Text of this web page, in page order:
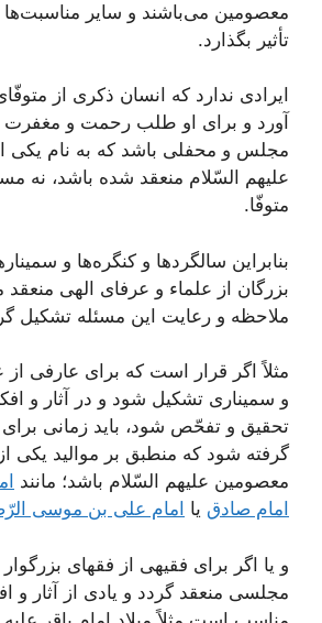
معصومین می‌باشند و سایر مناسبت‌ها
تأثیر بگذارد.
ایرادی ندارد که انسان ذکری از
آورد و برای او طلب رحمت و مغفرت
مجلس و محفلی باشد که به نام یکی
علیهم السّلام منعقد شده باشد، نه
متوفّا.
بنابراین سالگردها و کنگره‌ها و
بزرگان از علماء و عرفای الهی
ملاحظه و رعایت این مسئله تشکیل
مثلاً اگر قرار است که برای عارفی از
و سمیناری تشکیل شود و در آثار و
تحقیق و تفحّص شود، باید زمانی
گرفته شود که منطبق بر موالید یکی
معصومین علیهم السّلام باشد؛ مانند
امام صادق یا امام علی بن موسی
و یا اگر برای فقیهی از فقهای
مجلسی منعقد گردد و یادی از آثار و